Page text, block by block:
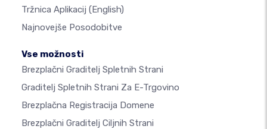
Tržnica Aplikacij (English)
Najnovejše Posodobitve
Vse možnosti
Brezplačni Graditelj Spletnih Strani
Graditelj Spletnih Strani Za E-Trgovino
Brezplačna Registracija Domene
Brezplačni Graditelj Ciljnih Strani